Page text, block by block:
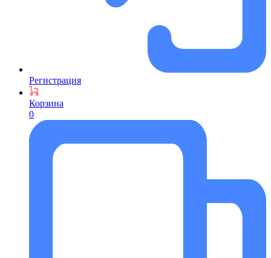
Регистрация
Корзина
0